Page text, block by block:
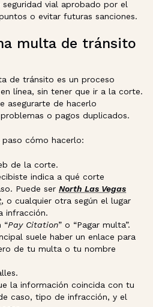
vial aprobado por el
o evitar futuras sanciones.
multa de tránsito
de tránsito es un proceso
línea, sin tener que ir a la corte.
asegurarte de hacerlo
o pagos duplicados.
cómo hacerlo:
de la corte.
indica a qué corte
Puede ser North Las Vegas
, o cualquier otra según el lugar
infracción.
“Pay Citation” o “Pagar multa”.
suele haber un enlace para
de tu multa o tu nombre
la información coincida con tu
caso, tipo de infracción, y el